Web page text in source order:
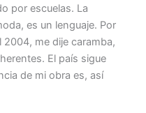
por escuelas. La
es un lenguaje. Por
me dije caramba,
El país sigue
de mi obra es, así